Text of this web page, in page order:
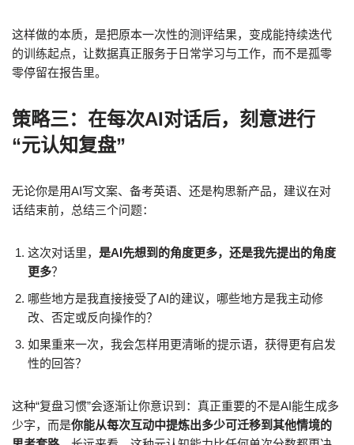
这样做的本质，是把原本一次性的测评结果，变成能持续迭代
的训练起点，让数据真正服务于日常学习与工作，而不是孤零
零停留在报告里。
策略三：在每次AI对话后，刻意进行
“元认知复盘”
无论你是用AI写文案、备考英语、还是构思新产品，建议在对
话结束前，总结三个问题：
这次对话里， 是AI先想到的角度更多，还是我先提出的角度
更多？
哪些地方是我直接接受了AI的建议，哪些地方是我主动修
改、否定或反向操作的？
如果重来一次，我会怎样用更清晰的提示语，获得更有启发
性的回答？
这种“复盘习惯”会逐渐让你意识到：真正重要的不是AI能生成多
少字，而是你能从每次互动中提炼出多少可迁移到其他情境的